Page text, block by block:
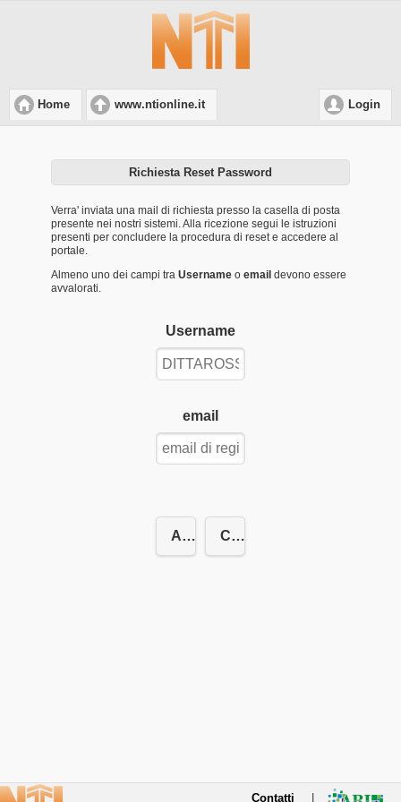
Home www.ntionline.it Login
Richiesta Reset Password
Verra' inviata una mail di richiesta presso la casella di posta
presente nei nostri sistemi. Alla ricezione segui le istruzioni
presenti per concludere la procedura di reset e accedere al
portale.
Almeno uno dei campi traUsername oemail devono essere
avvalorati.
Username
email
Annulla Conferma Reset
Contatti